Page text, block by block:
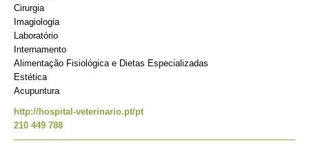
Cirurgia
Imagiologia
Laboratório
Internamento
Alimentação Fisiológica e Dietas Especializadas
Estética
Acupuntura
http://hospital-veterinario.pt/pt
210 449 788